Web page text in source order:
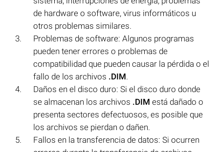
de hardware o software, virus informáticos u
otros problemas similares.
Problemas de software: Algunos programas
pueden tener errores o problemas de
compatibilidad que pueden causar la pérdida o el
fallo de los archivos .DIM.
Daños en el disco duro: Si el disco duro donde
se almacenan los archivos .DIM está dañado o
presenta sectores defectuosos, es posible que
los archivos se pierdan o dañen.
Fallos en la transferencia de datos: Si ocurren